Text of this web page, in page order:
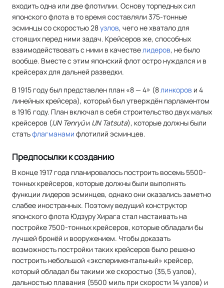
входить одна или две флотилии. Основу торпедных сил
японского флота в то время составляли 375-тонные
эсминцы со скоростью 28узлов, чего не хватало для
стоящих перед ними задач. Крейсеров же, способных
взаимодействовать с ними в качестве лидеров, не было
вообще. Вместе с этим японский флот остро нуждался и в
крейсерах для дальней разведки.
В 1915 году был представлен план «8 — 4» (8 линкоров и 4
линейных крейсера), который был утверждён парламентом
в 1916 году. План включал в себя строительство двух малых
крейсеров (IJN Tenryūи IJN Tatsuta), которые должны были
статьфлагманами флотилий эсминцев.
Предпосылки к созданию
В конце 1917 года планировалось построить восемь 5500-
тонных крейсеров, которые должны были выполнять
функции лидеров эсминцев, однако они оказались заметно
слабее иностранных. Поэтому ведущий конструктор
японского флота Юдзуру Хирага стал настаивать на
постройке 7500-тонных крейсеров, которые обладали бы
лучшей бронёй и вооружением. Чтобы доказать
возможность постройки таких крейсеров было решено
построить небольшой «экспериментальный» крейсер,
который обладал бы такими же скоростью (35,5 узлов),
дальностью плавания (5500 миль при скорости 14 узлов) и